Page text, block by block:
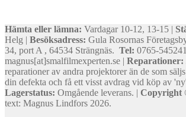
Hämta eller lämna: Vardagar 10-12, 13-15 |
Helg | Besöksadress: Gula Rosornas
34, port A , 64534 Strängnäs. Tel: 0765-
magnus[at]smalfilmexperten.se | Reparationer:
reparationer av andra projektorer än de som
din defekta och få ett visst avdrag vid köp av
Lagerstatus: Omgående leverans. | Copyright
text: Magnus Lindfors 2026.